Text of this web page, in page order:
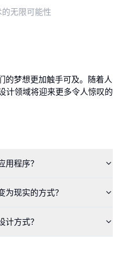
无限可能性
的梦想更加触手可及。随着人
计领域将迎来更多令人惊叹的
用程序？
为现实的方式？
计方式？